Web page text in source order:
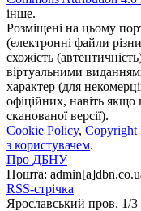
інше.
Розміщені на цьому
(електронні файли
схожість
віртуальними
характер (для
офіційних, навіть якщо
сканованої версії).
Cookie Policy, Copyright
з користувачем.
Про ДБНУ
Пошта:
RSS-стрічка
Ярославський пров. 1/3